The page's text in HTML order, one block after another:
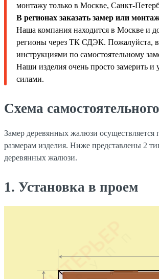
монтажу только в Москве, Санкт-
В регионах заказать замер или
Наша компания находится в Москве и
регионы через ТК СДЭК. Пожалуйста,
инструкциями по самостоятельному
Наши изделия очень просто замерить и
силами.
Схема
Замер деревянных жалюзи осуществляется
размерам изделия. Ниже представлены 2
деревянных жалюзи.
1. Установка в проем